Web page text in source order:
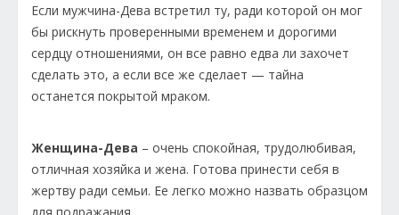
Если мужчина-Дева встретил ту, ради которой он мог
бы рискнуть проверенными временем и дорогими
сердцу отношениями, он все равно едва ли захочет
сделать это, а если все же сделает — тайна
останется покрытой мраком.
Женщина-Дева – очень спокойная, трудолюбивая,
отличная хозяйка и жена. Готова принести себя в
жертву ради семьи. Ее легко можно назвать образцом
для подражания.